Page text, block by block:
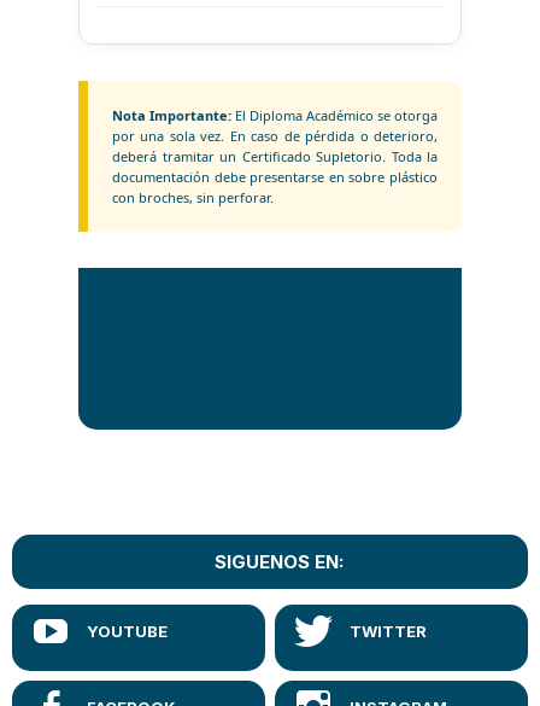
Nota Importante: El Diploma Académico se otorga
por una sola vez. En caso de pérdida o deterioro,
deberá tramitar un Certificado Supletorio. Toda la
documentación debe presentarse en sobre plástico
con broches, sin perforar.
SIGUENOS EN: